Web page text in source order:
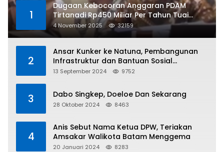
1
Dugaan Kebocoran Anggaran PDAM
Tirtanadi Rp450 Miliar Per Tahun Tuai
Kritikan
4 November 2025 32159
2
Ansar Kunker ke Natuna, Pembangunan
Infrastruktur dan Bantuan Sosial
Direalisasikan Hingga Pulau Tiga
13 September 2024 9752
3 Dabo Singkep, Doeloe Dan Sekarang
28 Oktober 2024 8463
4
Anis Sebut Nama Ketua DPW, Teriakan
Amsakar Walikota Batam Menggema
20 Januari 2024 8283